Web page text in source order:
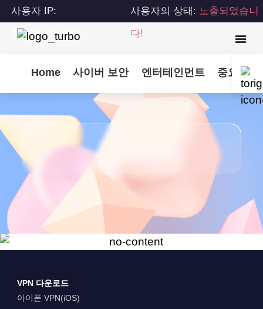
사용자 IP:
216.73.216.182
사용자의 상태: 노출되었습니
다!
Home 사이버 보안 엔터테인먼트 중요 업
VPN 다운로드
아이폰 VPN(iOS)